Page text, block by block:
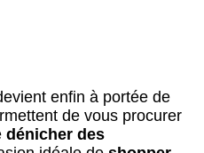
enfin à portée de
de vous procurer
dénicher des